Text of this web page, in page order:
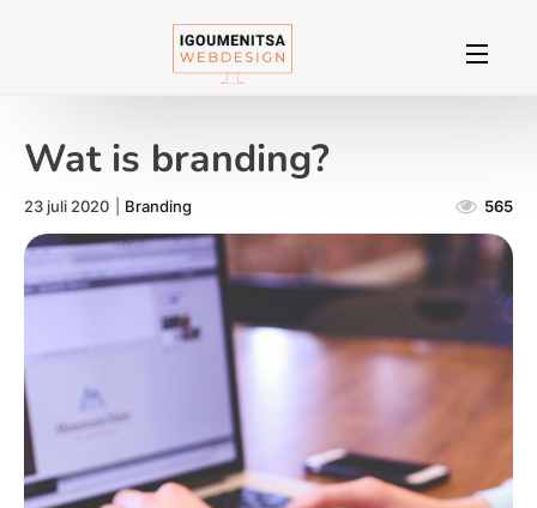
Wat is branding?
23 juli 2020 Branding 565